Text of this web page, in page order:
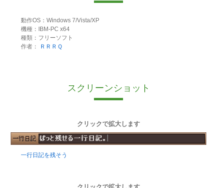
動作OS：Windows 7/Vista/XP
機種：IBM-PC x64
種類：フリーソフト
作者：
ＲＲＲＱ
スクリーンショット
クリックで拡大します
一行日記を残そう